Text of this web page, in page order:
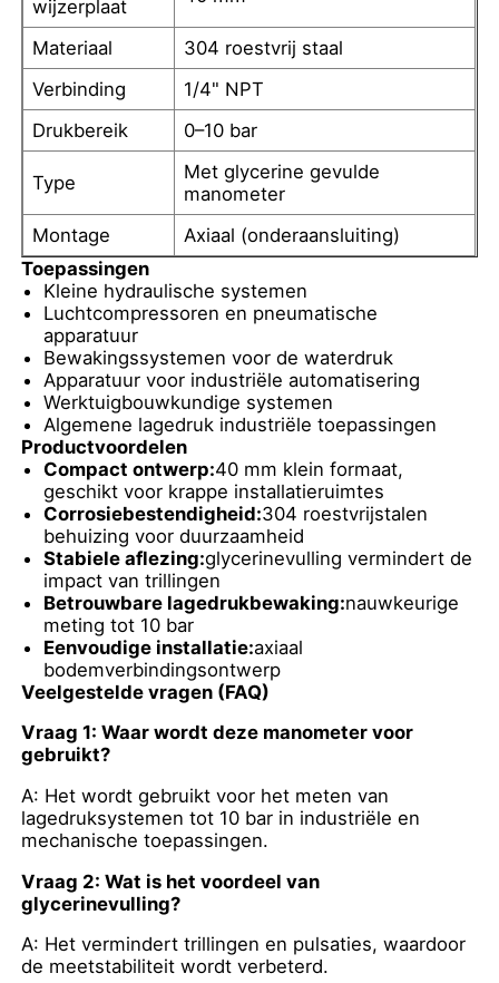
vloeistofgevulde drukmeter
Elektrische contactdrukmeter
Druktestsets
droge drukmeter
Mini-drukmeter
Digitale manometer
Drukmeter voor nutsvoorzieningen
Glow In The Dark-manometer
Typen drukmeters
wijzerplaat
Materiaal
304 roestvrij staal
Verbinding
1/4" NPT
Drukbereik
0–10 bar
Type
Met glycerine gevulde
manometer
Montage
Axiaal (onderaansluiting)
Toepassingen
Kleine hydraulische systemen
Luchtcompressoren en pneumatische
apparatuur
Bewakingssystemen voor de waterdruk
Apparatuur voor industriële automatisering
Werktuigbouwkundige systemen
Algemene lagedruk industriële toepassingen
Productvoordelen
Compact ontwerp:40 mm klein formaat,
geschikt voor krappe installatieruimtes
Corrosiebestendigheid:304 roestvrijstalen
behuizing voor duurzaamheid
Stabiele aflezing:glycerinevulling vermindert de
impact van trillingen
Betrouwbare lagedrukbewaking:nauwkeurige
meting tot 10 bar
Eenvoudige installatie:axiaal
bodemverbindingsontwerp
Veelgestelde vragen (FAQ)
Vraag 1: Waar wordt deze manometer voor
gebruikt?
A: Het wordt gebruikt voor het meten van
lagedruksystemen tot 10 bar in industriële en
mechanische toepassingen.
Vraag 2: Wat is het voordeel van
glycerinevulling?
A: Het vermindert trillingen en pulsaties, waardoor
de meetstabiliteit wordt verbeterd.